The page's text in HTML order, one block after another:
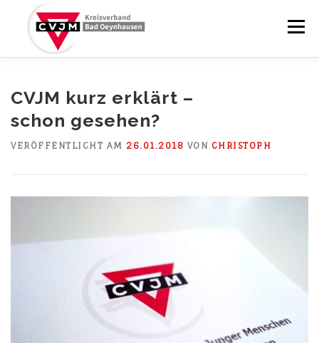
springen
Menü
CVJM kurz erklärt –
schon gesehen?
VERÖFFENTLICHT AM 26.01.2018 VON CHRISTOPH